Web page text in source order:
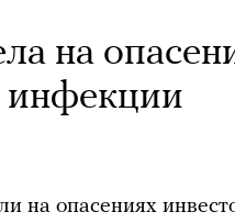
на
инфекции
на опасениях